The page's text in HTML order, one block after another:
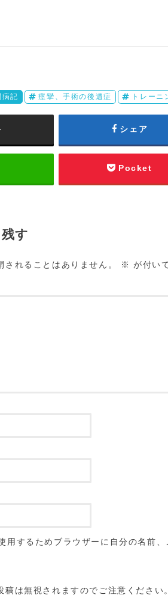
病記 痙攣、手術の後遺症 トレーニ
シェア
Pocket
す
されることはありません。 ※ が付い
用するためブラウザーに自分の名前
稿は無視されますのでご注意ください